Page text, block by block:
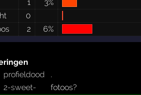
1
3%
0
2 6%
profieldood .
2-sweet- fotoos?